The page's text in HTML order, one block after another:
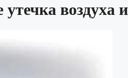
воздуха